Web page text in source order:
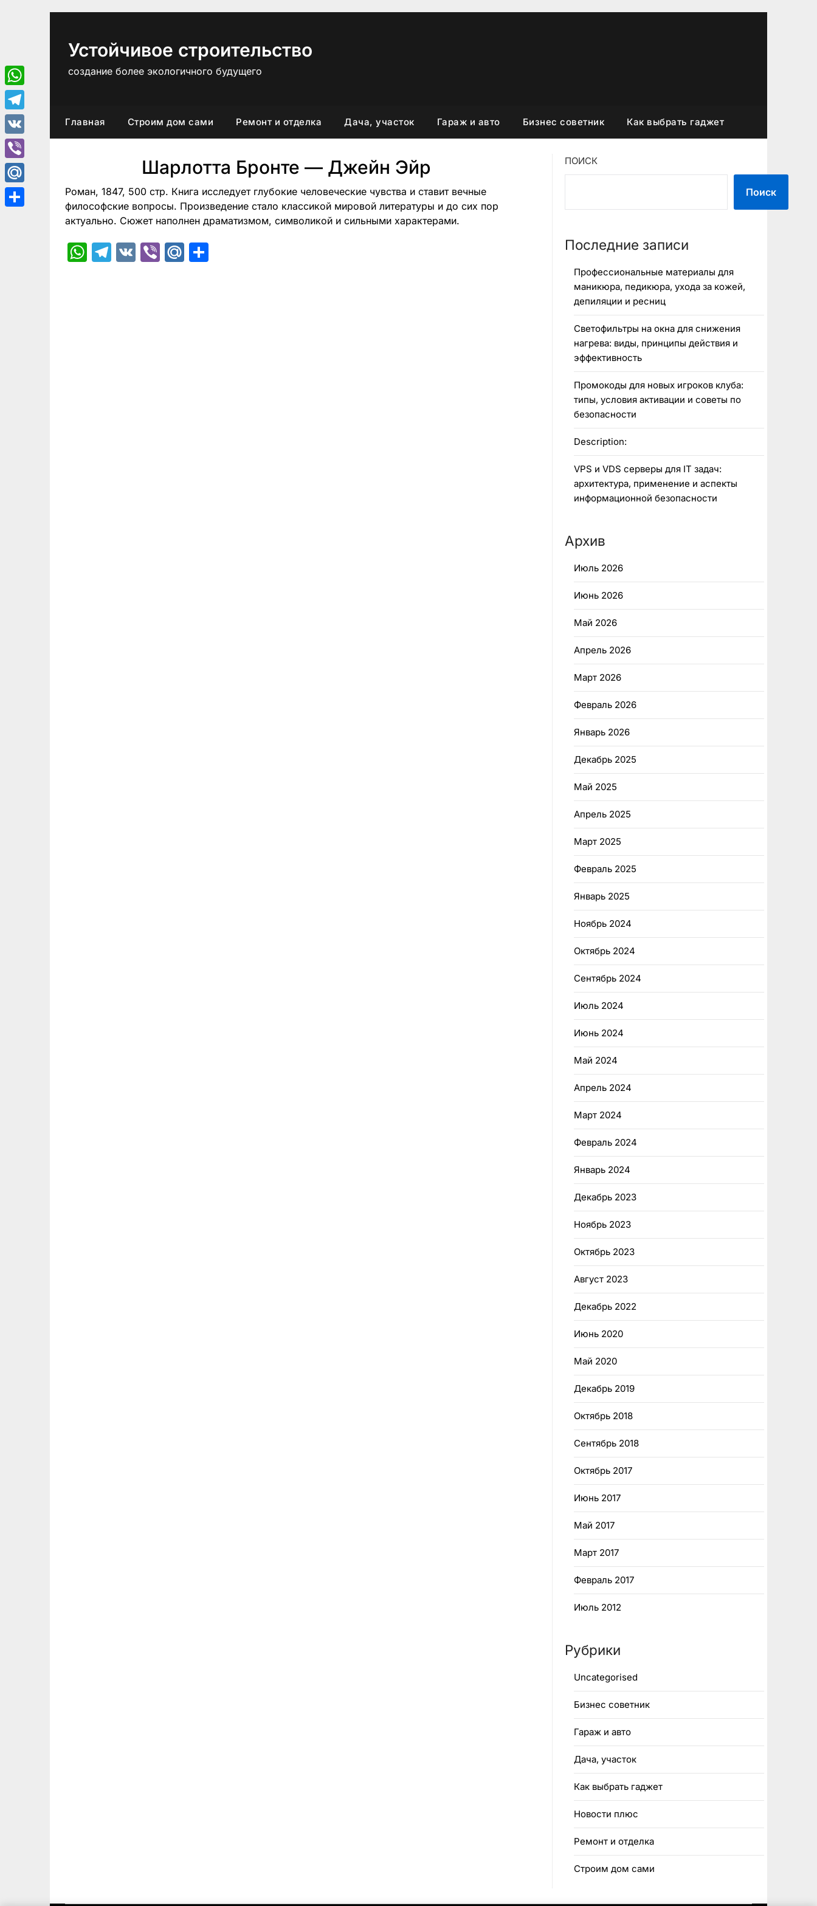
Устойчивое строительство
создание более экологичного будущего
Главная Строим дом сами Ремонт и отделка Дача, участок Гараж и авто Бизнес советник Как выбрать гаджет
Шарлотта Бронте — Джейн Эйр
Роман, 1847, 500 стр. Книга исследует глубокие человеческие чувства и ставит вечные
философские вопросы. Произведение стало классикой мировой литературы и до сих пор
актуально. Сюжет наполнен драматизмом, символикой и сильными характерами.
WhatsApp
Telegram
VK ViberMail.Ru
ПОИСК
Поиск
Последние записи
Профессиональные материалы для
маникюра, педикюра, ухода за кожей,
депиляции и ресниц
Светофильтры на окна для снижения
нагрева: виды, принципы действия и
эффективность
Промокоды для новых игроков клуба:
типы, условия активации и советы по
безопасности
Description:
VPS и VDS серверы для IT задач:
архитектура, применение и аспекты
информационной безопасности
Архив
Июль 2026
Июнь 2026
Май 2026
Апрель 2026
Март 2026
Февраль 2026
Январь 2026
Декабрь 2025
Май 2025
Апрель 2025
Март 2025
Февраль 2025
Январь 2025
Ноябрь 2024
Октябрь 2024
Сентябрь 2024
Июль 2024
Июнь 2024
Май 2024
Апрель 2024
Март 2024
Февраль 2024
Январь 2024
Декабрь 2023
Ноябрь 2023
Октябрь 2023
Август 2023
Декабрь 2022
Июнь 2020
Май 2020
Декабрь 2019
Октябрь 2018
Сентябрь 2018
Октябрь 2017
Июнь 2017
Май 2017
Март 2017
Февраль 2017
Июль 2012
Рубрики
Uncategorised
Бизнес советник
Гараж и авто
Дача, участок
Как выбрать гаджет
Новости плюс
Ремонт и отделка
Строим дом сами
WhatsApp
Telegram
VK
Viber
Mail.Ru